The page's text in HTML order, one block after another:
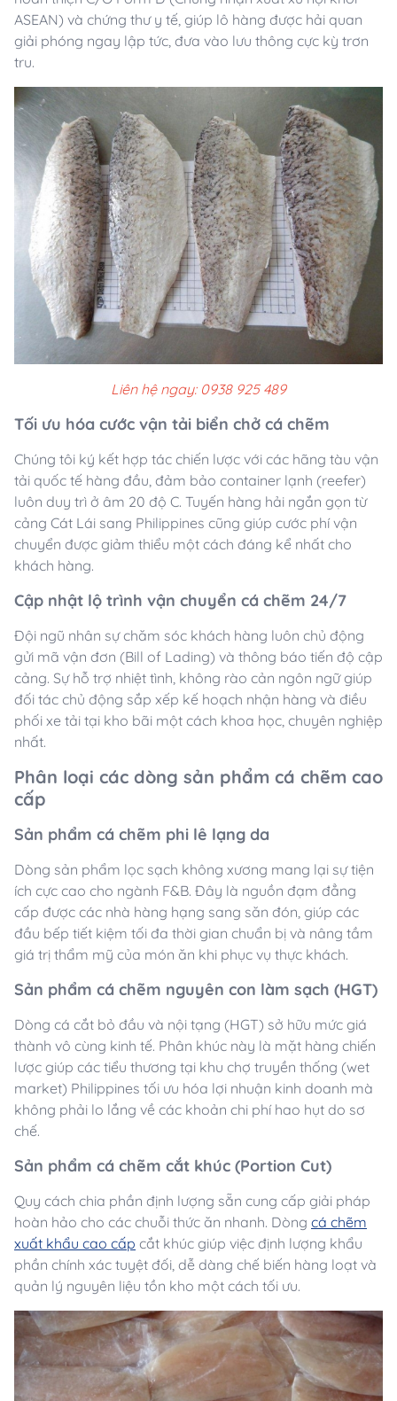
ASEAN) và chứng thư y tế, giúp lô hàng được hải quan
giải phóng ngay lập tức, đưa vào lưu thông cực kỳ trơn
tru.
Liên hệ ngay: 0938 925 489
Tối ưu hóa cước vận tải biển chở cá chẽm
Chúng tôi ký kết hợp tác chiến lược với các hãng tàu vận
tải quốc tế hàng đầu, đảm bảo container lạnh (reefer)
luôn duy trì ở âm 20 độ C. Tuyến hàng hải ngắn gọn từ
cảng Cát Lái sang Philippines cũng giúp cước phí vận
chuyển được giảm thiểu một cách đáng kể nhất cho
khách hàng.
Cập nhật lộ trình vận chuyển cá chẽm 24/7
Đội ngũ nhân sự chăm sóc khách hàng luôn chủ động
gửi mã vận đơn (Bill of Lading) và thông báo tiến độ cập
cảng. Sự hỗ trợ nhiệt tình, không rào cản ngôn ngữ giúp
đối tác chủ động sắp xếp kế hoạch nhận hàng và điều
phối xe tải tại kho bãi một cách khoa học, chuyên nghiệp
nhất.
Phân loại các dòng sản phẩm cá chẽm cao
cấp
Sản phẩm cá chẽm phi lê lạng da
Dòng sản phẩm lọc sạch không xương mang lại sự tiện
ích cực cao cho ngành F&B. Đây là nguồn đạm đẳng
cấp được các nhà hàng hạng sang săn đón, giúp các
đầu bếp tiết kiệm tối đa thời gian chuẩn bị và nâng tầm
giá trị thẩm mỹ của món ăn khi phục vụ thực khách.
Sản phẩm cá chẽm nguyên con làm sạch (HGT)
Dòng cá cắt bỏ đầu và nội tạng (HGT) sở hữu mức giá
thành vô cùng kinh tế. Phân khúc này là mặt hàng chiến
lược giúp các tiểu thương tại khu chợ truyền thống (wet
market) Philippines tối ưu hóa lợi nhuận kinh doanh mà
không phải lo lắng về các khoản chi phí hao hụt do sơ
chế.
Sản phẩm cá chẽm cắt khúc (Portion Cut)
Quy cách chia phần định lượng sẵn cung cấp giải pháp
hoàn hảo cho các chuỗi thức ăn nhanh. Dòng cá chẽm
xuất khẩu cao cấp cắt khúc giúp việc định lượng khẩu
phần chính xác tuyệt đối, dễ dàng chế biến hàng loạt và
quản lý nguyên liệu tồn kho một cách tối ưu.